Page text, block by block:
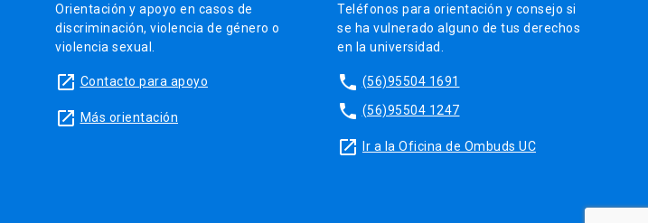
Orientación y apoyo en casos de
discriminación, violencia de género o
violencia sexual.
launch Contacto para apoyo
launch Más orientación
Teléfonos para orientación y consejo si
se ha vulnerado alguno de tus derechos
en la universidad.
phone (56)95504 1691
phone (56)95504 1247
launch Ir a la Oficina de Ombuds UC